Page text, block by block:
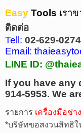
Easy Tools เรา
ติดต่อ
Tell: 02-629-0274
Email:
LINE ID:
If you have any
914-5953. We
รายการ เครื่องมือช่าง
*บริษัทขอสงวนสิทธิใ